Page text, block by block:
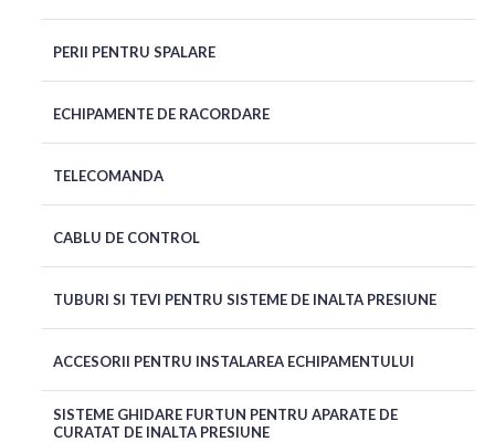
PERII PENTRU SPALARE
ECHIPAMENTE DE RACORDARE
TELECOMANDA
CABLU DE CONTROL
TUBURI SI TEVI PENTRU SISTEME DE INALTA PRESIUNE
ACCESORII PENTRU INSTALAREA ECHIPAMENTULUI
SISTEME GHIDARE FURTUN PENTRU APARATE DE
CURATAT DE INALTA PRESIUNE